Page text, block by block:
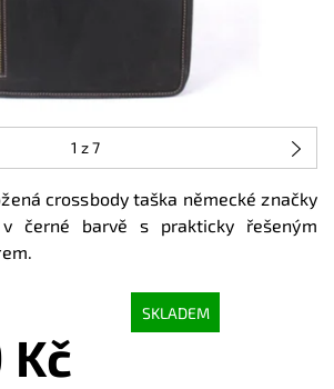
1 z 7
crossbody taška německé značky
černé barvě s prakticky řešeným
SKLADEM